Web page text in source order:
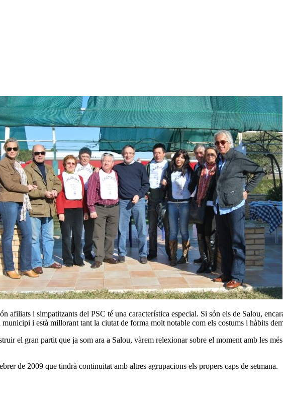
afiliats i simpatitzants del PSC té una característica especial. Si són els de Salou,
i està millorant tant la ciutat de forma molt notable com els costums i hàbits
el gran partit que ja som ara a Salou, vàrem relexionar sobre el moment amb les
de 2009 que tindrà continuitat amb altres agrupacions els propers caps de setmana.